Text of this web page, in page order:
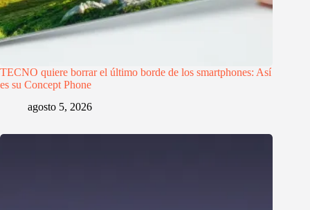
TECNO quiere borrar el último borde de los smartphones: Así
es su Concept Phone
agosto 5, 2026